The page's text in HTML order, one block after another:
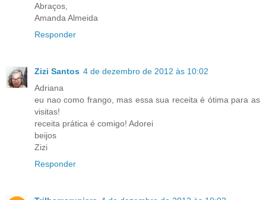
Abraços,
Amanda Almeida
Responder
Zizi Santos 4 de dezembro de 2012 às 10:02
Adriana
eu nao como frango, mas essa sua receita é ótima para as
visitas!
receita prática é comigo! Adorei
beijos
Zizi
Responder